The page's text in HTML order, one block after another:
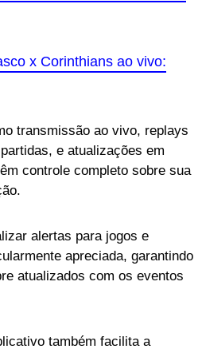
x Corinthians ao vivo:
transmissão ao vivo, replays
e atualizações em
controle completo sobre sua
alertas para jogos e
apreciada, garantindo
atualizados com os eventos
também facilita a